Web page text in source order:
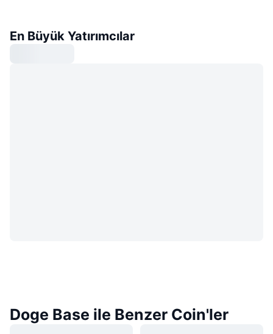
En Büyük Yatırımcılar
Doge Base ile Benzer Coin'ler